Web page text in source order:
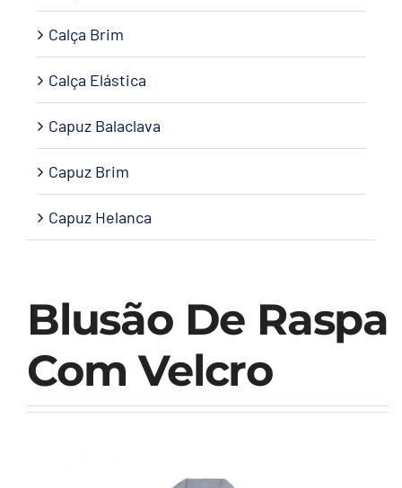
Blusão De Raspa
Com Velcro
Calça Brim
Calça Elástica
Capuz Balaclava
Capuz Brim
Capuz Helanca